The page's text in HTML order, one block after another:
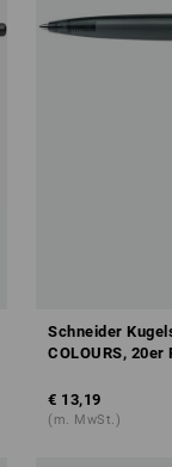
Schneider
COLOURS, 20er
€ 13,19
(m. MwSt.)